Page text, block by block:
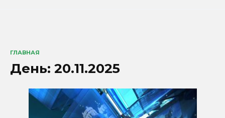
ГЛАВНАЯ
День: 20.11.2025